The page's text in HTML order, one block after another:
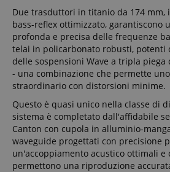
Due trasduttori in titanio da 174
bass-reflex ottimizzato, garantiscono
profonda e precisa delle frequenze
telai in policarbonato robusti, potenti
delle sospensioni Wave a tripla
- una combinazione che permette
straordinario con distorsioni minime.
Questo è quasi unico nella classe di
sistema è completato dall'affidabile
Canton con cupola in alluminio-
waveguide progettati con precisione
un'accoppiamento acustico ottimali e
permettono una riproduzione